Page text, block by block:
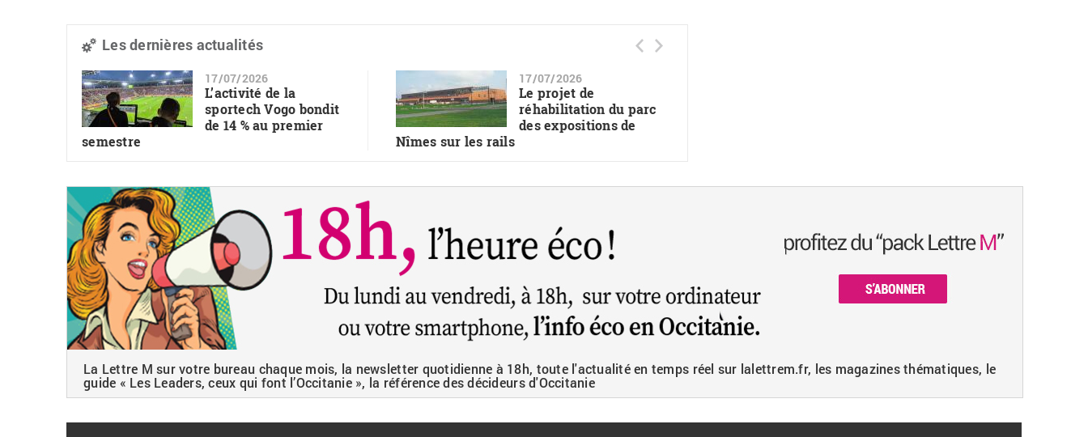
Les dernières actualités
17/07/2026
L’activité de la
sportech Vogo bondit
de 14 % au premier
semestre
17/07/2026
Le projet de
réhabilitation du parc
des expositions de
Nîmes sur les rails
La Lettre M sur votre bureau chaque mois, la newsletter quotidienne à 18h, toute l'actualité en temps réel sur lalettrem.fr, les magazines thématiques, le
guide « Les Leaders, ceux qui font l’Occitanie », la référence des décideurs d'Occitanie